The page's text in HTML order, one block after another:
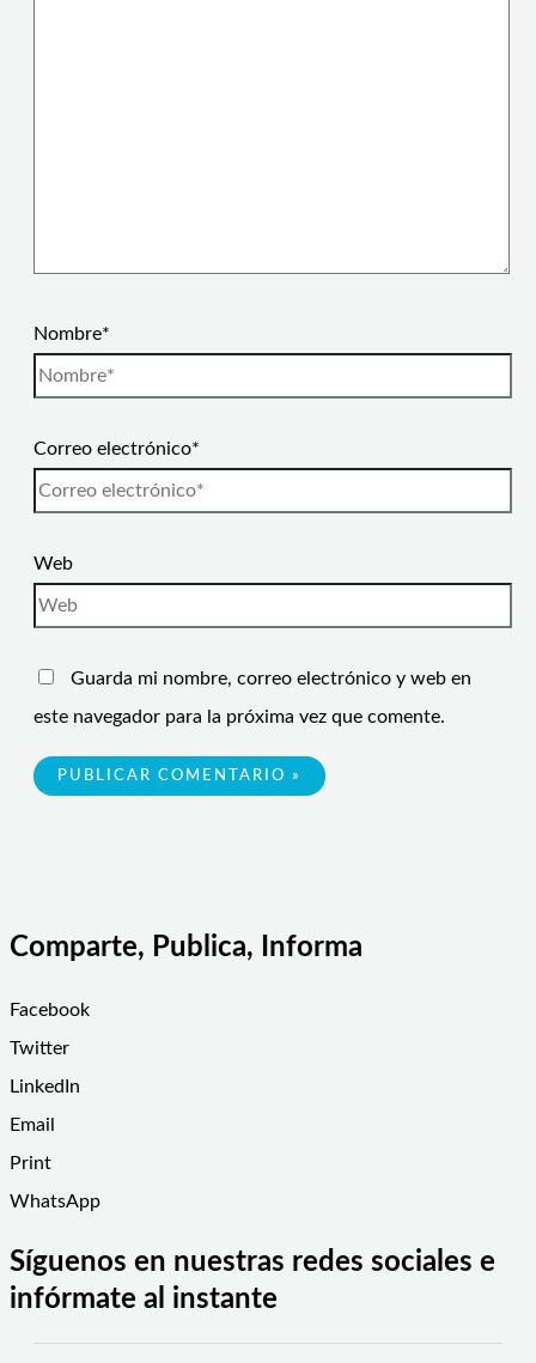
Nombre*
Correo electrónico*
Web
Guarda mi nombre, correo electrónico y web en
este navegador para la próxima vez que comente.
Comparte, Publica, Informa
Facebook
Twitter
LinkedIn
Email
Print
WhatsApp
Síguenos en nuestras redes sociales e
infórmate al instante